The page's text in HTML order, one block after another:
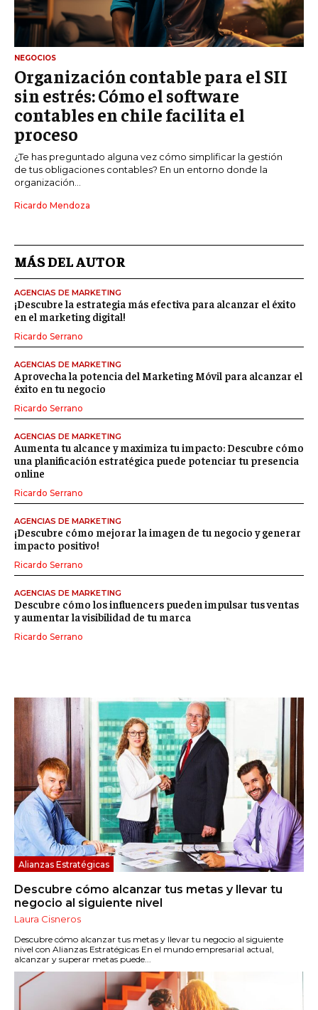
Alianzas Estratégicas
Descubre cómo alcanzar tus metas y llevar tu
negocio al siguiente nivel
Laura Cisneros
Descubre cómo alcanzar tus metas y llevar tu negocio al siguiente
nivel con Alianzas Estratégicas En el mundo empresarial actual,
alcanzar y superar metas puede...
NEGOCIOS
Organización contable para el SII
sin estrés: Cómo el software
contables en chile facilita el
proceso
¿Te has preguntado alguna vez cómo simplificar la gestión
de tus obligaciones contables? En un entorno donde la
organización...
Ricardo Mendoza
MÁS DEL AUTOR
AGENCIAS DE MARKETING
¡Descubre la estrategia más efectiva para alcanzar el éxito
en el marketing digital!
Ricardo Serrano
AGENCIAS DE MARKETING
Aprovecha la potencia del Marketing Móvil para alcanzar el
éxito en tu negocio
Ricardo Serrano
AGENCIAS DE MARKETING
Aumenta tu alcance y maximiza tu impacto: Descubre cómo
una planificación estratégica puede potenciar tu presencia
online
Ricardo Serrano
AGENCIAS DE MARKETING
¡Descubre cómo mejorar la imagen de tu negocio y generar
impacto positivo!
Ricardo Serrano
AGENCIAS DE MARKETING
Descubre cómo los influencers pueden impulsar tus ventas
y aumentar la visibilidad de tu marca
Ricardo Serrano